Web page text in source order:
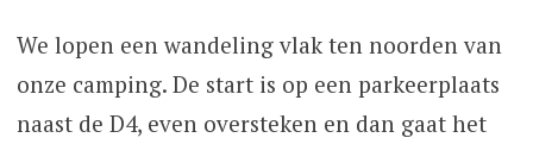
We lopen een wandeling vlak ten noorden van
onze camping. De start is op een parkeerplaats
naast de D4, even oversteken en dan gaat het